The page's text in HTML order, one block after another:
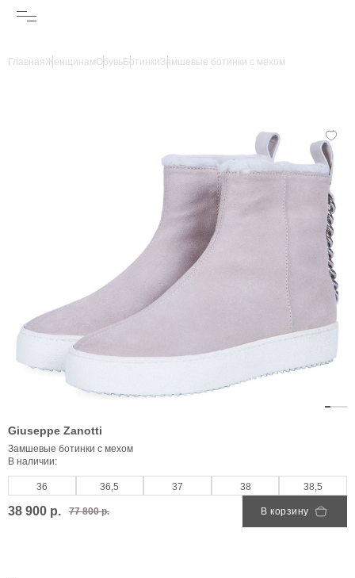
ГлавнаяЖенщинамОбувьБотинкиЗамшевые ботинки с мехом
Giuseppe Zanotti
Замшевые ботинки с мехом
В наличии:
36 36,5 37 38 38,5
38 900 р. 77 800 р. В корзину